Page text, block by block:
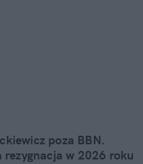
poza BBN.
rezygnacja w 2026 roku